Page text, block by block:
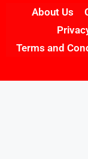
About Us
Terms and